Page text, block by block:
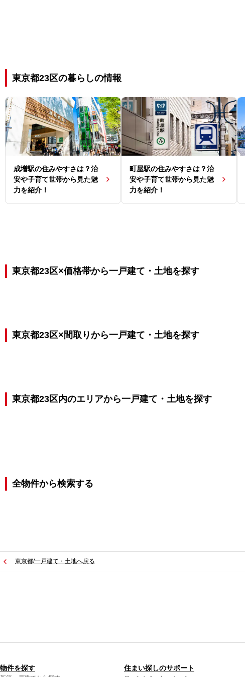
東京都23区の暮らしの情報
成増駅の住みやすさは？治
安や子育て世帯から見た魅
力を紹介！
町屋駅の住みやすさは？治
安や子育て世帯から見た魅
力を紹介！
東京都23区×価格帯から一戸建て・土地を探す
東京都23区×間取りから一戸建て・土地を探す
東京都23区内のエリアから一戸建て・土地を探す
全物件から検索する
東京都/一戸建て・土地へ戻る
物件を探す 住まい探しのサポート